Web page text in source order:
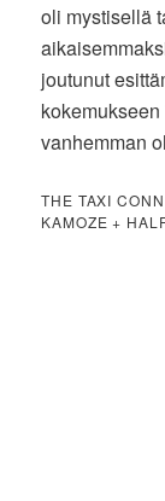
oli mystisellä
joutunut
vanhemman
THE TAXI
KAMOZE +